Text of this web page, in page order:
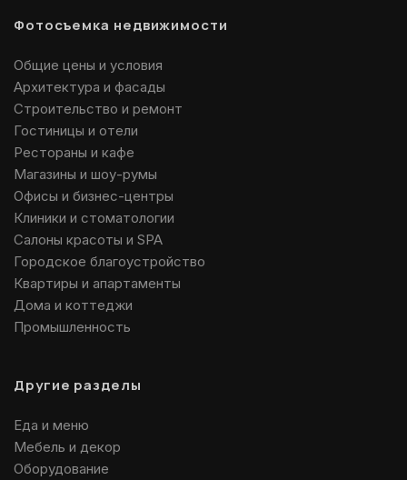
Фотосъемка недвижимости
Общие цены и условия
Архитектура и фасады
Строительство и ремонт
Гостиницы и отели
Рестораны и кафе
Магазины и шоу-румы
Офисы и бизнес-центры
Клиники и стоматологии
Салоны красоты и SPA
Городское благоустройство
Квартиры и апартаменты
Дома и коттеджи
Промышленность
Другие разделы
Еда и меню
Мебель и декор
Оборудование